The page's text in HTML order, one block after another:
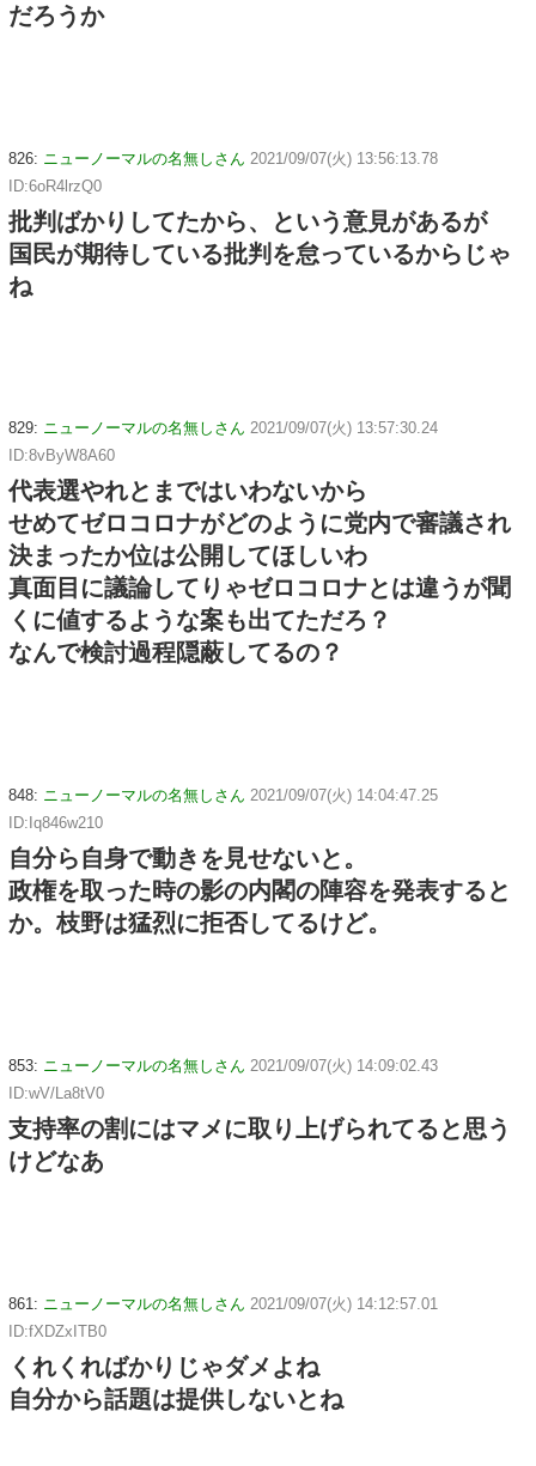
だろうか
826: ニューノーマルの名無しさん 2021/09/07(火) 13:56:13.78
ID:6oR4lrzQ0
批判ばかりしてたから、という意見があるが
国民が期待している批判を怠っているからじゃ
ね
829: ニューノーマルの名無しさん 2021/09/07(火) 13:57:30.24
ID:8vByW8A60
代表選やれとまではいわないから
せめてゼロコロナがどのように党内で審議され
決まったか位は公開してほしいわ
真面目に議論してりゃゼロコロナとは違うが聞
くに値するような案も出てただろ？
なんで検討過程隠蔽してるの？
848: ニューノーマルの名無しさん 2021/09/07(火) 14:04:47.25
ID:Iq846w210
自分ら自身で動きを見せないと。
政権を取った時の影の内閣の陣容を発表すると
か。枝野は猛烈に拒否してるけど。
853: ニューノーマルの名無しさん 2021/09/07(火) 14:09:02.43
ID:wV/La8tV0
支持率の割にはマメに取り上げられてると思う
けどなあ
861: ニューノーマルの名無しさん 2021/09/07(火) 14:12:57.01
ID:fXDZxITB0
くれくればかりじゃダメよね
自分から話題は提供しないとね